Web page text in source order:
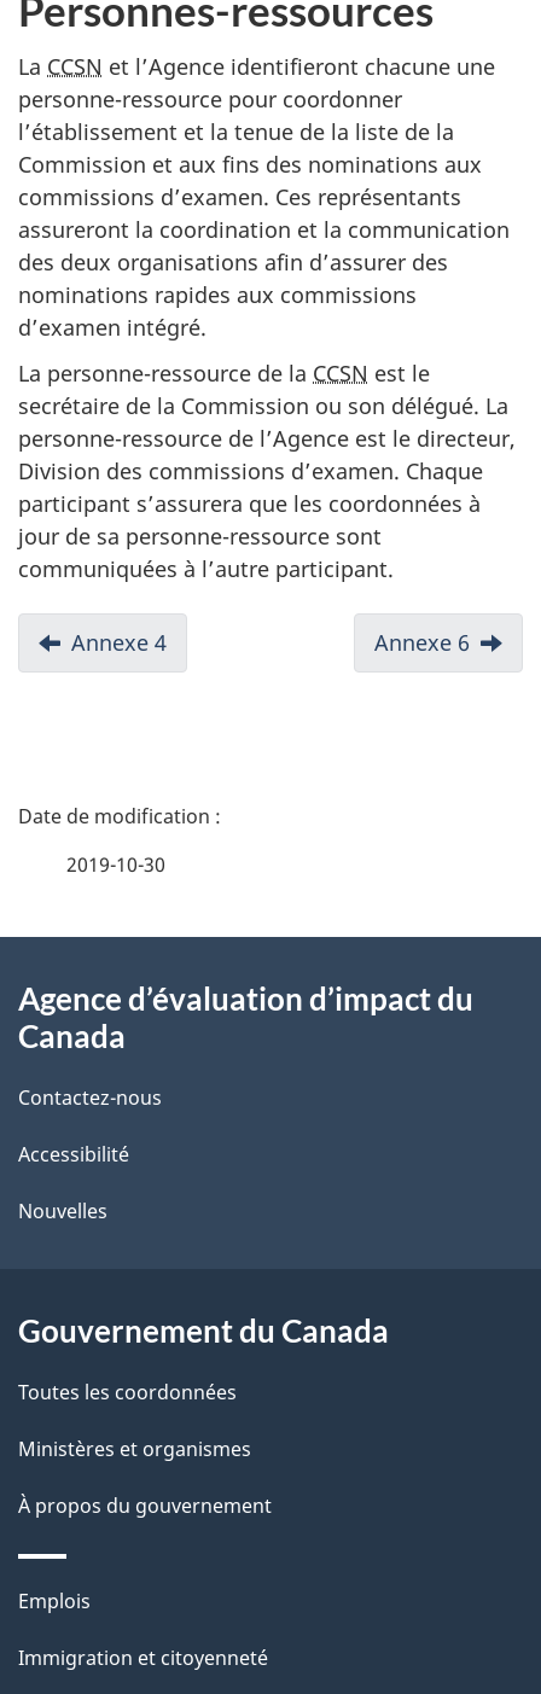
La CCSN et l’Agence identifieront chacune une
personne-ressource pour coordonner
l’établissement et la tenue de la liste de la
Commission et aux fins des nominations aux
commissions d’examen. Ces représentants
assureront la coordination et la communication
des deux organisations afin d’assurer des
nominations rapides aux commissions
d’examen intégré.
La personne-ressource de la CCSN est le
secrétaire de la Commission ou son délégué. La
personne-ressource de l’Agence est le directeur,
Division des commissions d’examen. Chaque
participant s’assurera que les coordonnées à
jour de sa personne-ressource sont
communiquées à l’autre participant.
D
o
e
n
v
i
g
a
t
o
Annexe 4 Annexe 6
D
i
s
d
e
a
p
a
g
e
2019-10-30
propos
ce
site
Agence d’évaluation d’impact du
Canada
Contactez-nous
Accessibilité
Nouvelles
Gouvernement du Canada
Toutes les coordonnées
Ministères et organismes
À propos du gouvernement
Thèmes
sujets
Emplois
Immigration et citoyenneté